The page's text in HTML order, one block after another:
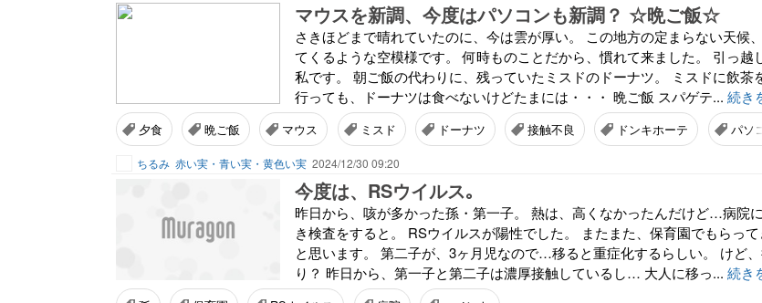
マウスを新調、今度はパソコンも新調？ ☆晩ご飯☆
さきほどまで晴れていたのに、今は雲が厚い。 この地方の定まらない天候
てくるような空模様です。 何時ものことだから、慣れて来ました。 引っ越
私です。 朝ご飯の代わりに、残っていたミスドのドーナツ。 ミスドに飲茶
行っても、ドーナツは食べないけどたまには・・・ 晩ご飯 スパゲテ... 続き
夕食 晩ご飯 マウス ミスド ドーナツ 接触不良 ドンキホーテ パソ
ちるみ 赤い実・青い実・黄色い実 2024/12/30 09:20
今度は、RSウイルス｡
昨日から、咳が多かった孫・第一子。 熱は、高くなかったんだけど…病院
き検査をすると。 RSウイルスが陽性でした。 またまた、保育園でもらっ
と思います。 第二子が、3ヶ月児なので…移ると重症化するらしい。 けど
り？ 昨日から、第一子と第二子は濃厚接触しているし… 大人に移っ... 続き